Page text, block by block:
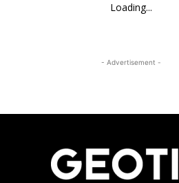
Loading...
- Advertisement -